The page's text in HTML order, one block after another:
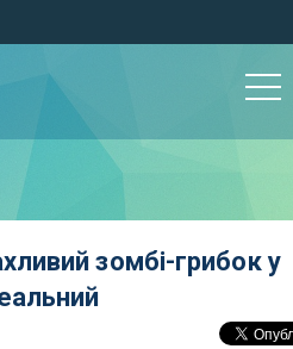
зомбі-грибок у